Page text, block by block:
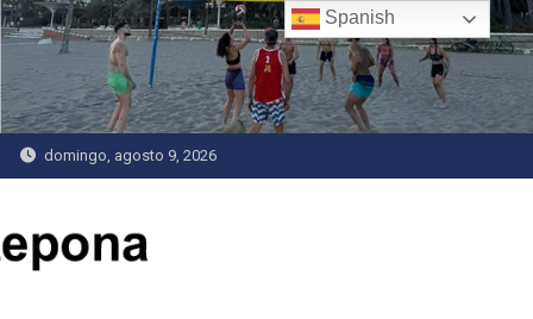
Saltar
al
contenido
domingo, agosto 9, 2026
Spanish